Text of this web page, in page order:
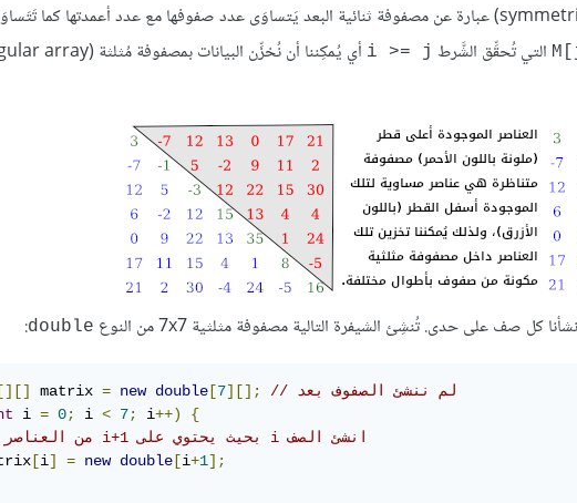
التي تُحقِّق الشَّرط i >= j
double
:
[][] matrix = new double [7][];
// لم ننشئ الصفوف بعد
i = 0; i < 7; i++)
{
// ‫انشئ الصف i بحيث يحتوي على i+1 من العناصر
[i] = new double [i+1];